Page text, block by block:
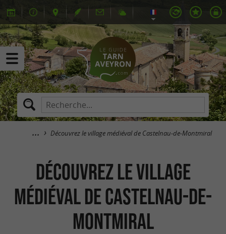
Découvrez le village médiéval de Castelnau-de-Montmiral
Découvrez le village
médiéval de Castelnau-de-
Montmiral